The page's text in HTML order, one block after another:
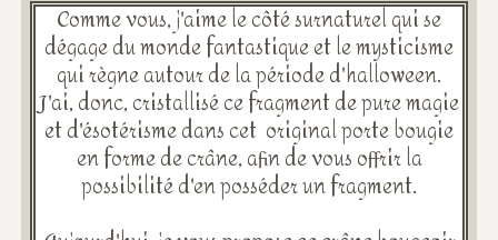
Comme vous, j'aime le côté surnaturel qui se
dégage du monde fantastique et le mysticisme
qui règne autour de la période d'halloween.
J'ai, donc, cristallisé ce fragment de pure magie
et d'ésotérisme dans cet original porte bougie
en forme de crâne, afin de vous offrir la
possibilité d'en posséder un fragment.